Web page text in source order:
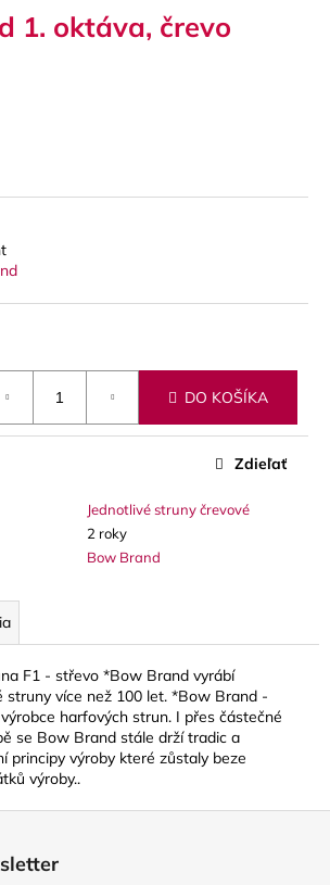
1. oktáva, črevo
DO KOŠÍKA
Jednotlivé struny črevové
2 roky
Bow Brand
Zdieľať
F1 - střevo *Bow Brand vyrábí
struny více než 100 let. *Bow Brand -
harfových strun. I přes částečné
se Bow Brand stále drží tradic a
principy výroby které zůstaly beze
výroby..